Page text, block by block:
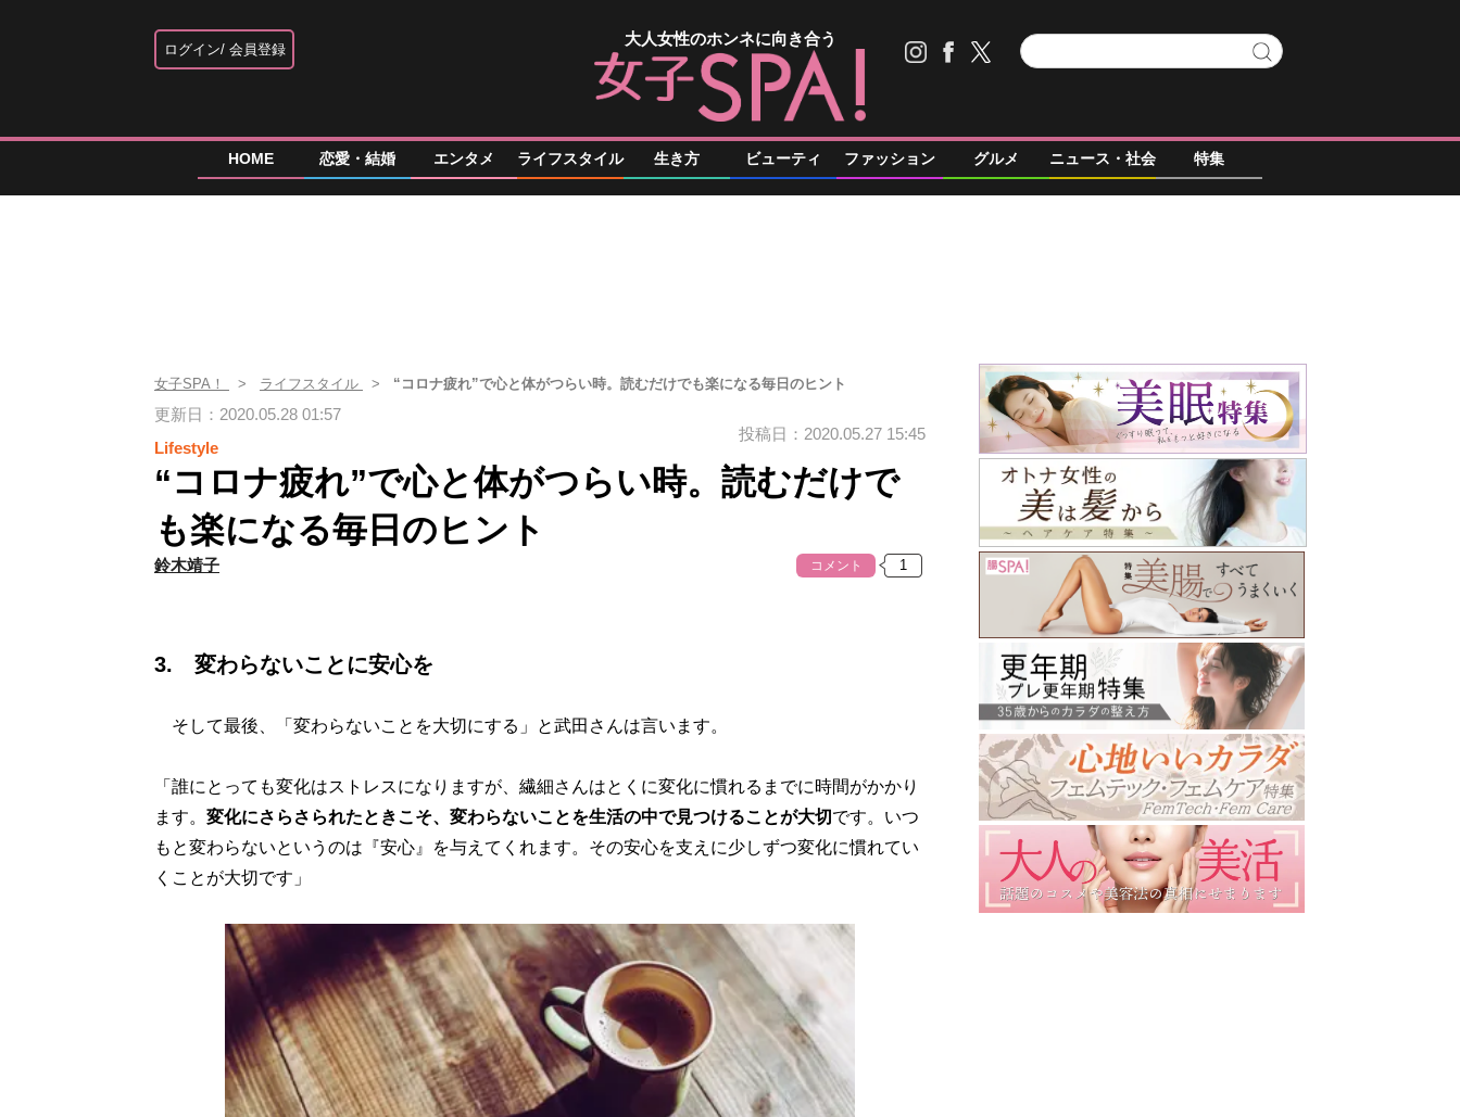
ログイン 会員登録
大人女性のホンネに向き合う
HOME 恋愛・結婚 エンタメ ライフスタイル 生き方 ビューティ ファッション グルメ ニュース・社会 特集
女子SPA！ ライフスタイル “コロナ疲れ”で心と体がつらい時。読むだけでも楽になる毎日のヒント
更新日：2020.05.28 01:57
Lifestyle
投稿日：2020.05.27 15:45
“コロナ疲れ”で心と体がつらい時。読むだけで
も楽になる毎日のヒント
鈴木靖子 コメント
3. 変わらないことに安心を
そして最後、「変わらないことを大切にする」と武田さんは言います。
「誰にとっても変化はストレスになりますが、繊細さんはとくに変化に慣れるまでに時間がかかり
ます。 変化にさらさられたときこそ、変わらないことを生活の中で見つけることが大切です。いつ
もと変わらないというのは『安心』を与えてくれます。その安心を支えに少しずつ変化に慣れてい
くことが大切です」